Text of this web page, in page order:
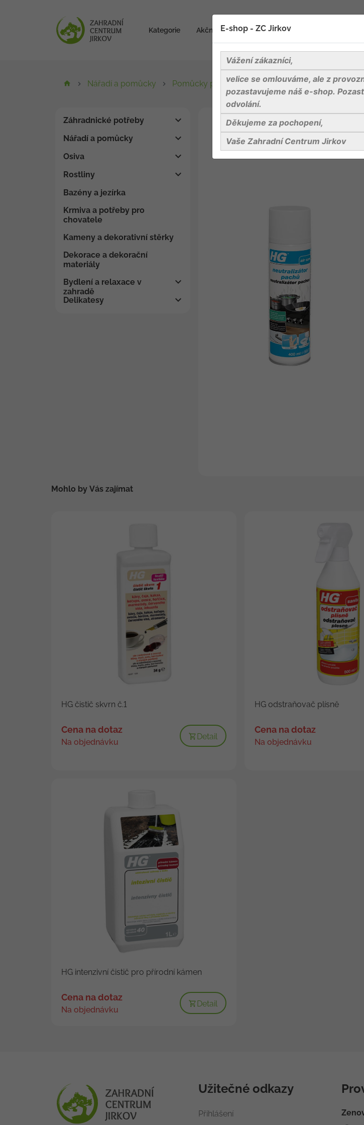
Kategorie Akční zboží Blog Kontakty
Nářadí a pomůcky Pomůcky pro úklid HG neutralizátor pachu
Záhradnické potřeby
Nářadí a pomůcky
Osiva
Rostliny
Bazény a jezírka
Krmiva a potřeby pro
chovatele
Kameny a dekorativní stěrky
Dekorace a dekorační
materiály
Bydlení a relaxace v
zahradě
Delikatesy
Mohlo by Vás zajímat
HG čistič skvrn č.1
Cena na dotaz
Na objednávku
Detail
HG odstraňovač plísně
Cena na dotaz
Na objednávku
HG intenzivní čistič pro přírodní kámen
Cena na dotaz
Na objednávku
Detail
Užitečné odkazy
Přihlášení
E-shop - ZC Jirkov
Vážení zákazníci,
velice se omlouváme, ale z
pozastavujeme náš e-shop.
odvolání.
Děkujeme za pochopení,
Vaše Zahradní Centrum Jirkov